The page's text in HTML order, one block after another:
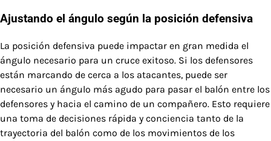
Ajustando el ángulo según la posición defensiva
La posición defensiva puede impactar en gran medida el
ángulo necesario para un cruce exitoso. Si los defensores
están marcando de cerca a los atacantes, puede ser
necesario un ángulo más agudo para pasar el balón entre los
defensores y hacia el camino de un compañero. Esto requiere
una toma de decisiones rápida y conciencia tanto de la
trayectoria del balón como de los movimientos de los